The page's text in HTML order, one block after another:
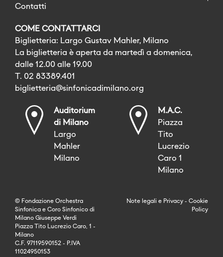
Contatti
COME CONTATTARCI
Biglietteria: Largo Gustav Mahler, Milano
La biglietteria è aperta da martedì a domenica,
dalle 12.00 alle 19.00
T. 02 83389.401
biglietteria@sinfonicadimilano.org
Auditorium
di Milano
Largo
Mahler
Milano
M.A.C.
Piazza
Tito
Lucrezio
Caro 1
Milano
© Fondazione Orchestra
Sinfonica e Coro Sinfonico di
Milano Giuseppe Verdi
Piazza Tito Lucrezio Caro, 1 -
Milano
C.F. 97119590152 - P.IVA
11024950153
Note legali e Privacy - Cookie
Policy